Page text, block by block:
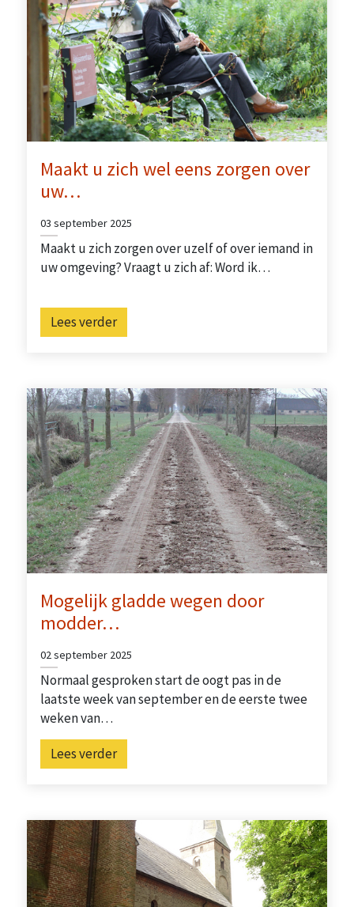
Maakt u zich wel eens zorgen over
uw…
03 september 2025
Maakt u zich zorgen over uzelf of over iemand in
uw omgeving? Vraagt u zich af: Word ik…
Lees verder
Mogelijk gladde wegen door
modder…
02 september 2025
Normaal gesproken start de oogt pas in de
laatste week van september en de eerste twee
weken van…
Lees verder